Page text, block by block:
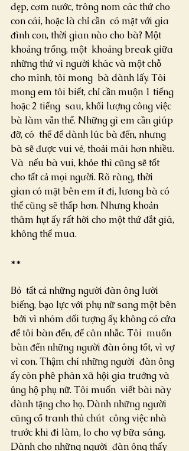
dẹp, cơm nước, trông nom các thứ cho
con cái, hoặc là chỉ cần  có mặt với gia
đình con, thời gian nào cho bà? Một
khoảng trống, một  khoảng break giữa
những thứ vì người khác và một chỗ
cho mình, tôi mong  bà dành lấy. Tôi
mong em tôi biết, chỉ cần muộn 1 tiếng
hoặc 2 tiếng  sau, khối lượng công việc
bà làm vẫn thế. Những gì em cần giúp
đỡ, có  thể để dành lúc bà đến, nhưng
bà sẽ được vui vẻ, thoải mái hơn nhiều.
Và  nếu bà vui, khỏe thì cũng sẽ tốt
cho tất cả mọi người. Rõ ràng, thời
gian có mặt bên em ít đi, lương bà có
thể cũng sẽ thấp hơn. Nhưng khoản
thâm hụt ấy rất hời cho một thứ đắt giá,
không thể mua.
**
Bỏ  tất cả những người đàn ông lười
biếng, bạo lực với phụ nữ sang một bên
bởi vì nhóm đối tượng ấy, không có cửa
để tôi bàn đến, để cân nhắc. Tôi  muốn
bàn đến những người đàn ông tốt, vì vợ
vì con. Thậm chí những người  đàn ông
ấy còn phê phán xã hội gia trưởng và
ủng hộ phụ nữ. Tôi muốn  viết bài này
dành tặng cho họ. Dành những người
cũng cố tranh thủ chút  công việc nhà
trước khi đi làm, lo cho vợ bữa sáng.
Dành cho những người  đàn ông thấy